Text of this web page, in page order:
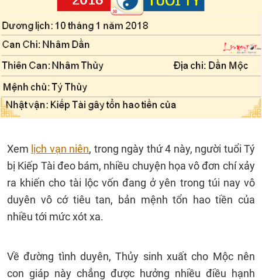
Xem lịch vạn niên, trong ngày thứ 4 này, người tuổi Tý
bị Kiếp Tài đeo bám, nhiều chuyện họa vô đơn chí xảy
ra khiến cho tài lộc vốn đang ở yên trong túi nay vô
duyên vô cớ tiêu tan, bản mệnh tổn hao tiền của
nhiều tới mức xót xa.
Về đường tình duyên, Thủy sinh xuất cho Mộc nên
con giáp này chẳng được hưởng nhiều điều hạnh